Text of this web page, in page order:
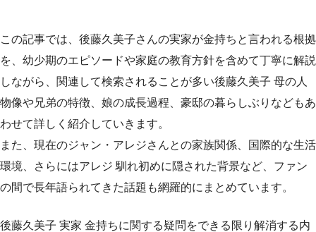
この記事では、後藤久美子さんの実家が金持ちと言われる根拠
を、幼少期のエピソードや家庭の教育方針を含めて丁寧に解説
しながら、関連して検索されることが多い後藤久美子 母の人
物像や兄弟の特徴、娘の成長過程、豪邸の暮らしぶりなどもあ
わせて詳しく紹介していきます。
また、現在のジャン・アレジさんとの家族関係、国際的な生活
環境、さらにはアレジ 馴れ初めに隠された背景など、ファン
の間で長年語られてきた話題も網羅的にまとめています。
後藤久美子 実家 金持ちに関する疑問をできる限り解消する内